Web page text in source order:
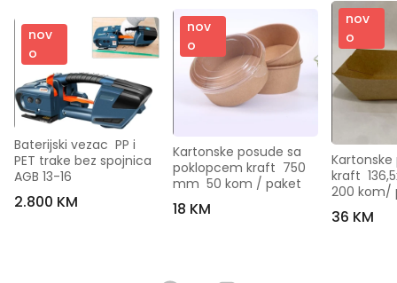
nov
o
Baterijski vezac  PP i
PET trake bez spojnica
AGB 13-16
2.800 KM
nov
o
Kartonske posude sa
poklopcem kraft  750
mm  50 kom / paket
18 KM
nov
o
kraft
200 kom/
36 KM